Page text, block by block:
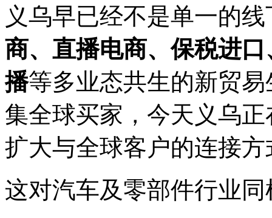
义乌早已经不是单一的
商、直播电商、保税进
播等多业态共生的新贸
集全球买家，今天义乌
扩大与全球客户的连接方
这对汽车及零部件行业